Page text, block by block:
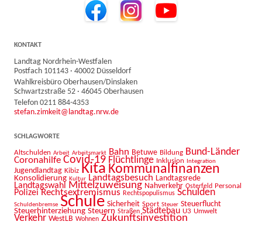
KONTAKT
Landtag Nordrhein-Westfalen
Postfach 101143 · 40002 Düsseldorf
Wahlkreisbüro Oberhausen/Dinslaken
Schwartzstraße 52 · 46045 Oberhausen
Telefon 0211 884-4353
stefan.zimkeit@landtag.nrw.de
SCHLAGWORTE
Altschulden Arbeit Arbeitsmarkt Bahn Betuwe Bildung Bund-Länder
Coronahilfe Covid-19 Flüchtlinge Inklusion Integration
Jugendlandtag Kibiz Kita Kommunalfinanzen
Konsolidierung Kultur Landtagsbesuch Landtagsrede
Landtagswahl Mittelzuweisung Nahverkehr Osterfeld Personal
Polizei Rechtsextremismus Rechtspopulismus Schulden
Schuldenbremse Schule Sicherheit Sport Steuer Steuerflucht
Steuerhinterziehung Steuern Straßen Städtebau U3 Umwelt
Verkehr WestLB Wohnen Zukunftsinvestition